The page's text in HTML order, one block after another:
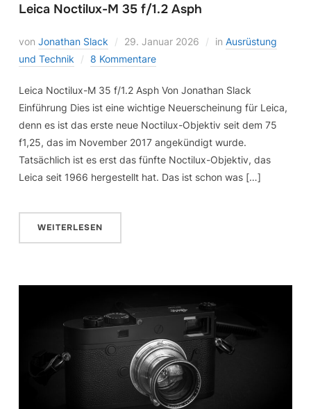
Leica Noctilux-M 35 f/1.2 Asph
von Jonathan Slack 29. Januar 2026 in Ausrüstung
und Technik
8 Kommentare
Leica Noctilux-M 35 f/1.2 Asph Von Jonathan Slack
Einführung Dies ist eine wichtige Neuerscheinung für Leica,
denn es ist das erste neue Noctilux-Objektiv seit dem 75
f1,25, das im November 2017 angekündigt wurde.
Tatsächlich ist es erst das fünfte Noctilux-Objektiv, das
Leica seit 1966 hergestellt hat. Das ist schon was […]
WEITERLESEN